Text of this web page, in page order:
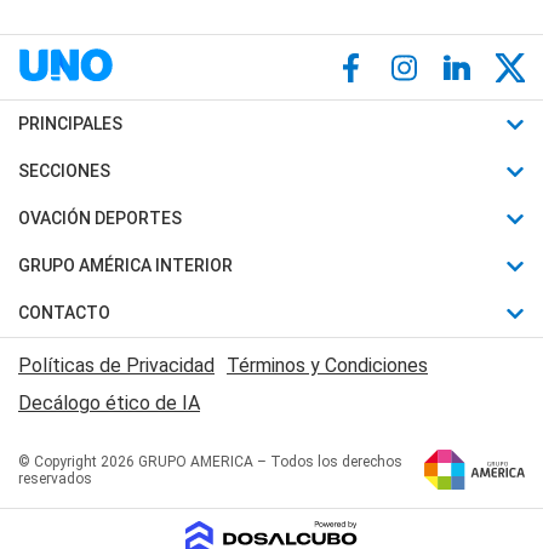
PRINCIPALES
Últimas Noticias
Política
Judiciales
Economia
SECCIONES
Horóscopo
Motores
Trucos caseros
Series y Películas
Edictos y Solicitadas
OVACIÓN DEPORTES
Fútbol
Mundial
Automovilismo
Rugby
Básquet
GRUPO AMÉRICA INTERIOR
Canal 7 en Vivo
San Juan 8
CONTACTO
Acerca de Nosotros
Contactanos
Políticas de Privacidad Términos y Condiciones
Decálogo ético de IA
© Copyright 2026 GRUPO AMERICA – Todos los derechos
reservados